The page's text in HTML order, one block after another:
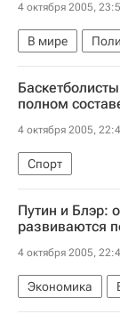
4 октября 2005,
В мире
полном
4 октября 2005,
Спорт
Путин и Блэр:
развиваются
4 октября 2005,
Экономика